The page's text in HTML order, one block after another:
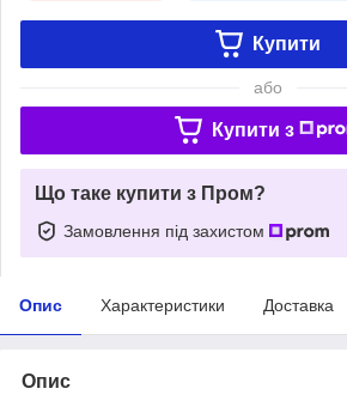
Купити
або
Купити з
Що таке купити з Пром?
Замовлення під захистом
Опис Характеристики Доставка
Опис